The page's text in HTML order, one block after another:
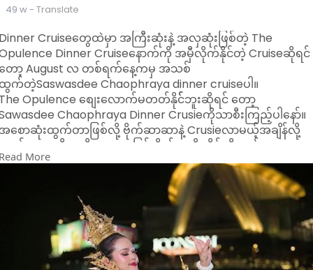
49 w- Translate
Cruiseတွေထဲမှာ အကြီးဆုံးနဲ့ အလှဆုံးဖြစ်တဲ့ The
Dinner Cruiseနောက်ကို အမှီလိုက်နိုင်တဲ့ Cruiseဆိုရင်
ော့ August လ တစ်ရက်နေ့ကမှ အသစ်
က်တဲ့Saswasdee Chaophraya dinner cruiseပါ။
Opulence စျေးလောက်မတတ်နိုင််ဘူးဆိုရင် တော့
Chaophraya Dinner Crusieကိုသာစီးကြည့်ပါနော်။
စောဆုံးထွက်တာဖြစ်လို့ ဗိုက်ဆာဆာနဲ့ Crusieလာမယ့်အချိန်လို့
ောင့်စရာမလိုသလို စောစောပြန်ဆိုက်တာမို့ အိမ်ကိုလည်း စောစော
ြန်ရောက်ပါတယ်။
အစားအသောက်တွေလည်း ကောင်းမွန်ပြီး Seat
လေးတွေချထားတာအဆင်ပြေတာမို့ တချို့cruiseတွေလို ဝိုင်း
ြပ်နေတာမျိုးတွေ ဖြစ်မနေပါဘူး။
ကနေစထွက်ပြီး Iconsiam မှာပဲပြန်ဆိုက်ပါတယ်။
ကလည်းကြီးတာမို့ Bangkokမှာ Crusieစီးရင်း dinner စား
ယ်ဆို အဆင်ပြေတဲ့ Dinner Cruiseထဲမှာပါပါတယ်။
More